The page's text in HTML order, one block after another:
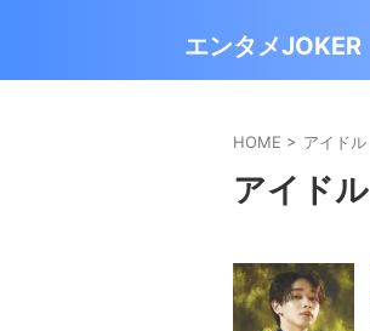
エンタメJOKER
HOME > アイドル
アイドル